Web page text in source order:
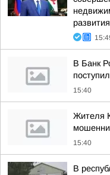
В Банк
15:40
Жителя
15:40
В